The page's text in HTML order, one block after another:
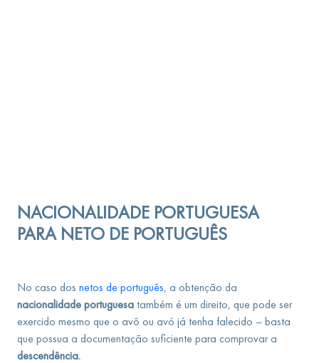
NACIONALIDADE PORTUGUESA
PARA NETO DE PORTUGUÊS
No caso dos netos de português, a obtenção da
nacionalidade portuguesa também é um direito, que pode ser
exercido mesmo que o avô ou avó já tenha falecido – basta
que possua a documentação suficiente para comprovar a
descendência.